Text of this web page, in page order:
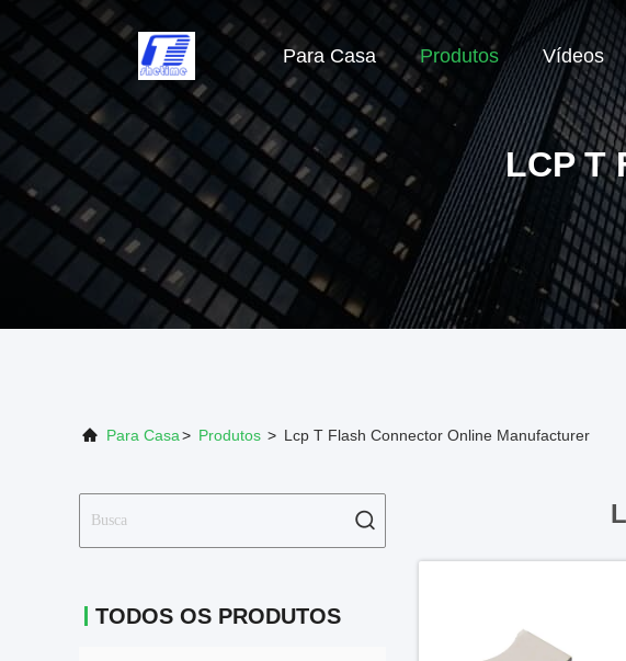
Para Casa Produtos Vídeos
LCP T
Para Casa> Produtos > Lcp T Flash Connector Online Manufacturer
TODOS OS PRODUTOS